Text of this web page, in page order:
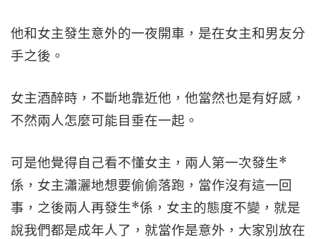
他和女主發生意外的一夜開車，是在女主和男友分
手之後。
女主酒醉時，不斷地靠近他，他當然也是有好感，
不然兩人怎麼可能目垂在一起。
可是他覺得自己看不懂女主，兩人第一次發生*
係，女主瀟灑地想要偷偷落跑，當作沒有這一回
事，之後兩人再發生*係，女主的態度不變，就是
說我們都是成年人了，就當作是意外，大家別放在